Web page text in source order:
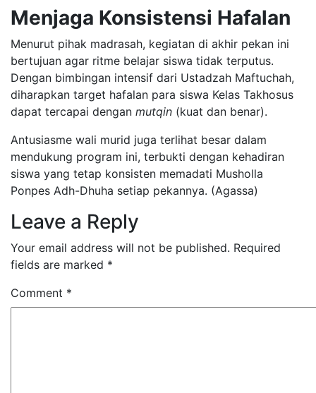
Menjaga Konsistensi Hafalan
​Menurut pihak madrasah, kegiatan di akhir pekan ini
bertujuan agar ritme belajar siswa tidak terputus.
Dengan bimbingan intensif dari Ustadzah Maftuchah,
diharapkan target hafalan para siswa Kelas Takhosus
dapat tercapai dengan mutqin (kuat dan benar).
​Antusiasme wali murid juga terlihat besar dalam
mendukung program ini, terbukti dengan kehadiran
siswa yang tetap konsisten memadati Musholla
Ponpes Adh-Dhuha setiap pekannya. (Agassa)
Leave a Reply
Your email address will not be published. Required
fields are marked *
Comment *